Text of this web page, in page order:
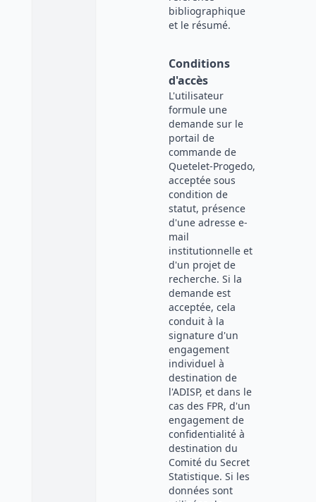
bibliographique
et le résumé.
Conditions
d'accès
L'utilisateur
formule une
demande sur le
portail de
commande de
Quetelet-Progedo,
acceptée sous
condition de
statut, présence
d'une adresse e-
mail
institutionnelle et
d'un projet de
recherche. Si la
demande est
acceptée, cela
conduit à la
signature d'un
engagement
individuel à
destination de
l'ADISP, et dans le
cas des FPR, d'un
engagement de
confidentialité à
destination du
Comité du Secret
Statistique. Si les
données sont